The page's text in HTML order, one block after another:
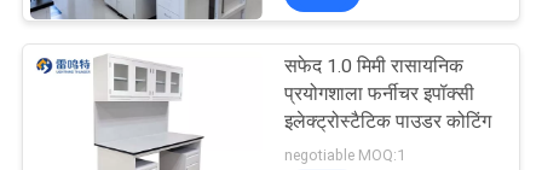
एक
सफेद 1.0 मिमी रासायनिक
प्रयोगशाला फर्नीचर इपॉक्सी
इलेक्ट्रोस्टैटिक पाउडर कोटिंग
negotiable MOQ:1